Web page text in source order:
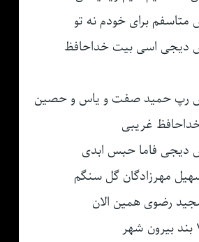
متاسفم برای خودم نه تو
دیجی اسی بیت خداحافظ
رپ حمید صفت و یاس و حصین
غریبی
دیجی فاما حبس ابدی
مهرزادگان گل سنگم
رضوی همین الان